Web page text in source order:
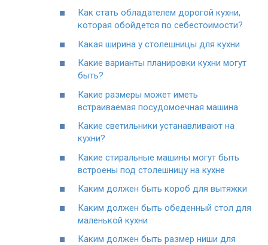
Как стать обладателем дорогой кухни,
которая обойдется по себестоимости?
Какая ширина у столешницы для кухни
Какие варианты планировки кухни могут
быть?
Какие размеры может иметь
встраиваемая посудомоечная машина
Какие светильники устанавливают на
кухни?
Какие стиральные машины могут быть
встроены под столешницу на кухне
Каким должен быть короб для вытяжки
Каким должен быть обеденный стол для
маленькой кухни
Каким должен быть размер ниши для